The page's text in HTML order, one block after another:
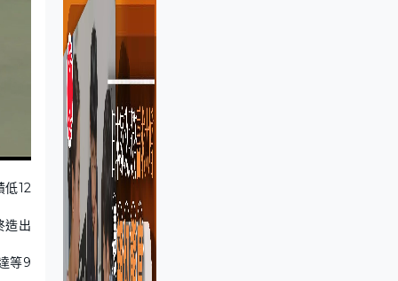
低12
造出
等9